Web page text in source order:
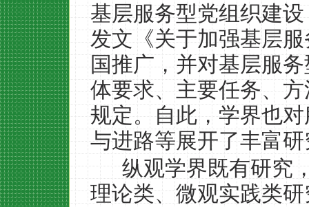
基层服务型党组织建
发文《关于加强基层
国推广，并对基层服
体要求、主要任务、
规定。自此，学界也
与进路等展开了丰富
纵观学界既有研究
理论类、微观实践类